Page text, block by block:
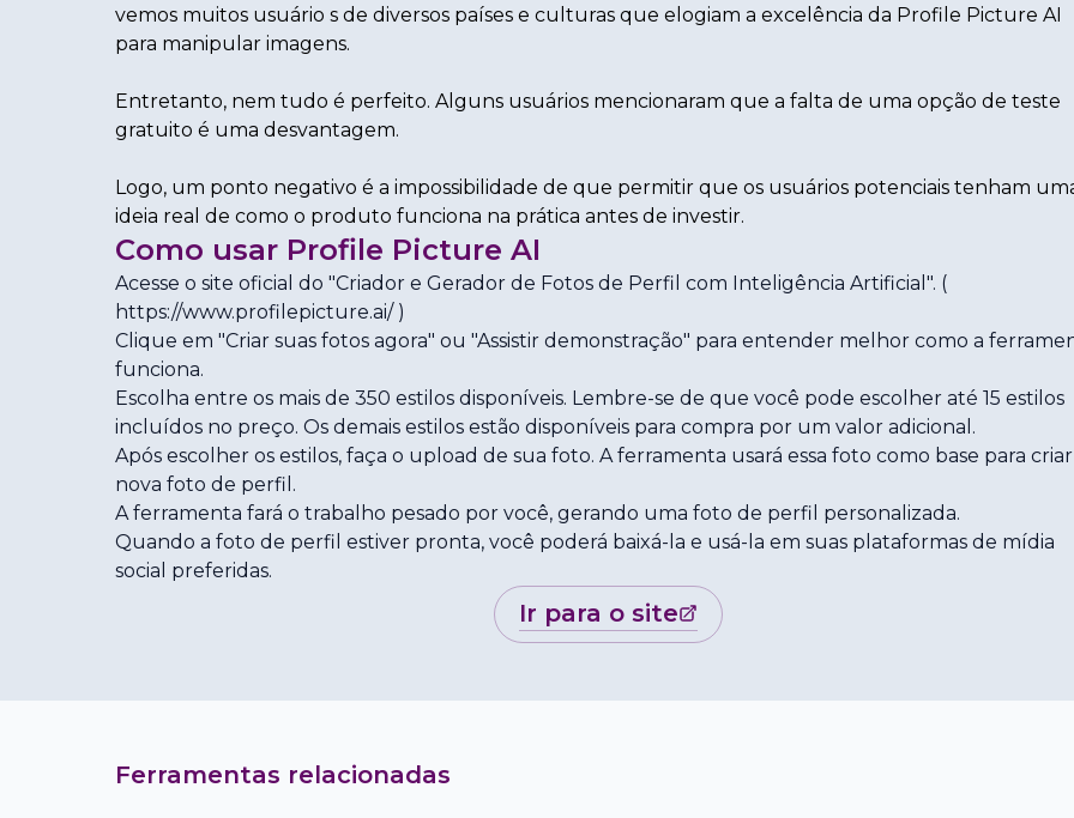
vemos muitos usuário s de diversos países e culturas que elogiam a excelência da Profile Picture AI
para manipular imagens.
Entretanto, nem tudo é perfeito. Alguns usuários mencionaram que a falta de uma opção de teste
gratuito é uma desvantagem.
Logo, um ponto negativo é a impossibilidade de que permitir que os usuários potenciais tenham
ideia real de como o produto funciona na prática antes de investir.
Como usar Profile Picture AI
Acesse o site oficial do "Criador e Gerador de Fotos de Perfil com Inteligência Artificial". (
https://www.profilepicture.ai/)
Clique em "Criar suas fotos agora" ou "Assistir demonstração" para entender melhor como a
funciona.
Escolha entre os mais de 350 estilos disponíveis. Lembre-se de que você pode escolher até 15 estilos
incluídos no preço. Os demais estilos estão disponíveis para compra por um valor adicional.
Após escolher os estilos, faça o upload de sua foto. A ferramenta usará essa foto como base para
nova foto de perfil.
A ferramenta fará o trabalho pesado por você, gerando uma foto de perfil personalizada.
Quando a foto de perfil estiver pronta, você poderá baixá-la e usá-la em suas plataformas de mídia
social preferidas.
ir para o site
Ferramentas relacionadas